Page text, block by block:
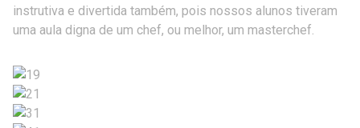
instrutiva e divertida também, pois nossos alunos tiveram
uma aula digna de um chef, ou melhor, um masterchef.